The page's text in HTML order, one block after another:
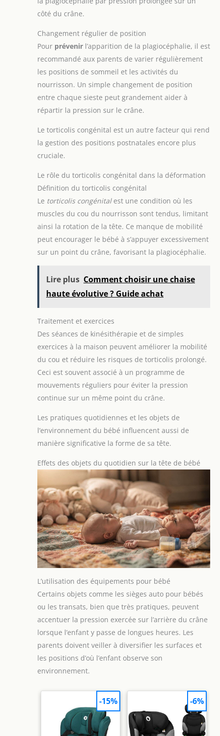
côté du crâne.
Changement régulier de position
Pour prévenir l’apparition de la plagiocéphalie, il est
recommandé aux parents de varier régulièrement
les positions de sommeil et les activités du
nourrisson. Un simple changement de position
entre chaque sieste peut grandement aider à
répartir la pression sur le crâne.
Le torticolis congénital est un autre facteur qui rend
la gestion des positions postnatales encore plus
cruciale.
Le rôle du torticolis congénital dans la déformation
Définition du torticolis congénital
Le torticolis congénitalest une condition où les
muscles du cou du nourrisson sont tendus, limitant
ainsi la rotation de la tête. Ce manque de mobilité
peut encourager le bébé à s’appuyer excessivement
sur un point du crâne, favorisant la plagiocéphalie.
Lire plus Comment choisir une chaise
haute évolutive ? Guide achat
Traitement et exercices
Des séances de kinésithérapie et de simples
exercices à la maison peuvent améliorer la mobilité
du cou et réduire les risques de torticolis prolongé.
Ceci est souvent associé à un programme de
mouvements réguliers pour éviter la pression
continue sur un même point du crâne.
Les pratiques quotidiennes et les objets de
l’environnement du bébé influencent aussi de
manière significative la forme de sa tête.
Effets des objets du quotidien sur la tête de bébé
L’utilisation des équipements pour bébé
Certains objets comme les sièges auto pour bébés
ou les transats, bien que très pratiques, peuvent
accentuer la pression exercée sur l’arrière du crâne
lorsque l’enfant y passe de longues heures. Les
parents doivent veiller à diversifier les surfaces et
les positions d’où l’enfant observe son
environnement.
-15% -6%